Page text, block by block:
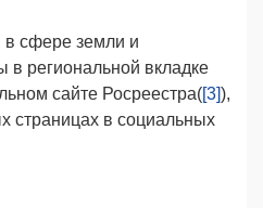
сфере земли и
в региональной вкладке
сайте Росреестра([3]),
страницах в социальных